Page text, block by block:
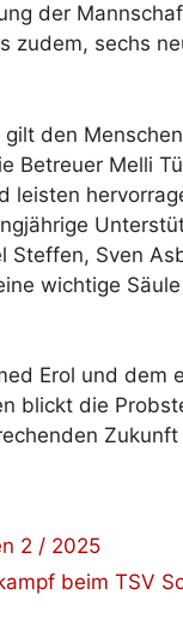
der
zudem, sechs
gilt den
Betreuer Melli
leisten
Steffen, Sven
wichtige
Erol und dem
blickt die
2 / 2025
beim TSV